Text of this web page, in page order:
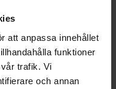
att anpassa innehållet
funktioner
trafik. Vi
och annan
reiluiksi paloiksi.
vedessä lähes
marinadia varten.